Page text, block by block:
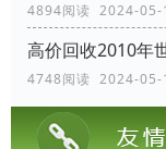
4894阅读 2024-05-
高价回收2010年
4748阅读 2024-